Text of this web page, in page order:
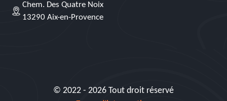
Chem. Des Quatre Noix
13290 Aix-en-Provence
© 2022 - 2026 Tout droit réservé